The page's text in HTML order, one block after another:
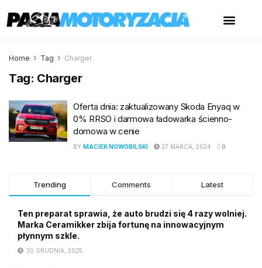
Home Tag Charger
Tag: Charger
Oferta dnia: zaktualizowany Skoda Enyaq w
0% RRSO i darmowa ładowarka ścienno-
domowa w cenie
BY MACIEK NOWOBILSKI 27 MARCA, 2024 0
Trending Comments Latest
Ten preparat sprawia, że auto brudzi się 4 razy wolniej.
Marka Ceramikker zbija fortunę na innowacyjnym
płynnym szkle.
30 GRUDNIA, 2025